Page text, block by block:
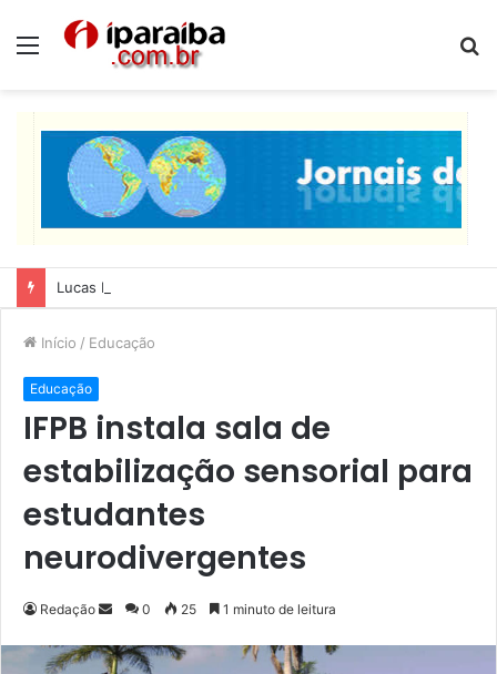
Menu
Início / Educação
Educação
IFPB instala sala de
estabilização sensorial para
estudantes
neurodivergentes
Redação
n
0 25 1 minuto de leitura